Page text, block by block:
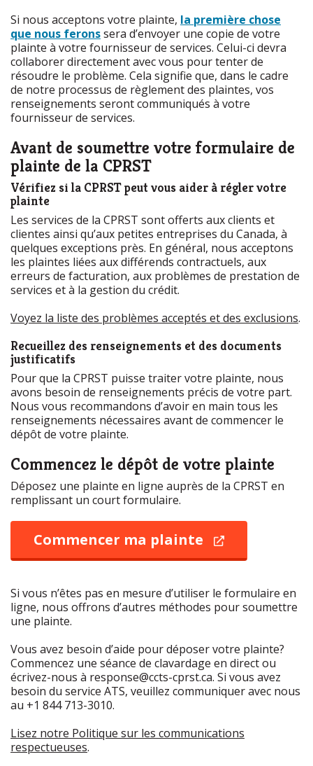
Si nous acceptons votre plainte, la première chose
que nous feronssera d’envoyer une copie de votre
plainte à votre fournisseur de services. Celui-ci devra
collaborer directement avec vous pour tenter de
résoudre le problème. Cela signifie que, dans le cadre
de notre processus de règlement des plaintes, vos
renseignements seront communiqués à votre
fournisseur de services.
Avant de soumettre votre formulaire de
plainte de la CPRST
Vérifiez si la CPRST peut vous aider à régler votre
plainte
Les services de la CPRST sont offerts aux clients et
clientes ainsi qu’aux petites entreprises du Canada, à
quelques exceptions près. En général, nous acceptons
les plaintes liées aux différends contractuels, aux
erreurs de facturation, aux problèmes de prestation de
services et à la gestion du crédit.
Voyez la liste des problèmes acceptés et des exclusions.
Recueillez des renseignements et des documents
justificatifs
Pour que la CPRST puisse traiter votre plainte, nous
avons besoin de renseignements précis de votre part.
Nous vous recommandons d’avoir en main tous les
renseignements nécessaires avant de commencer le
dépôt de votre plainte.
Commencez le dépôt de votre plainte
Déposez une plainte en ligne auprès de la CPRST en
remplissant un court formulaire.
Commencer ma plainte
une
Si vous n’êtes pas en mesure d’utiliser le formulaire en
ligne, nous offrons d’autres méthodes pour soumettre
une plainte.
Vous avez besoin d’aide pour déposer votre plainte?
Commencez une séance de clavardage en direct ou
écrivez-nous à response@ccts-cprst.ca. Si vous avez
besoin du service ATS, veuillez communiquer avec nous
au +1 844 713-3010.
Lisez notre Politique sur les communications
respectueuses.